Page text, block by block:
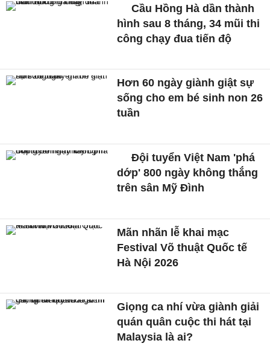
Cầu Hồng Hà dần thành
hình sau 8 tháng, 34 mũi thi
công chạy đua tiến độ
Hơn 60 ngày giành giật sự
sống cho em bé sinh non 26
tuần
Đội tuyển Việt Nam 'phá
dớp' 800 ngày không thắng
trên sân Mỹ Đình
Mãn nhãn lễ khai mạc
Festival Võ thuật Quốc tế
Hà Nội 2026
Giọng ca nhí vừa giành giải
quán quân cuộc thi hát tại
Malaysia là ai?